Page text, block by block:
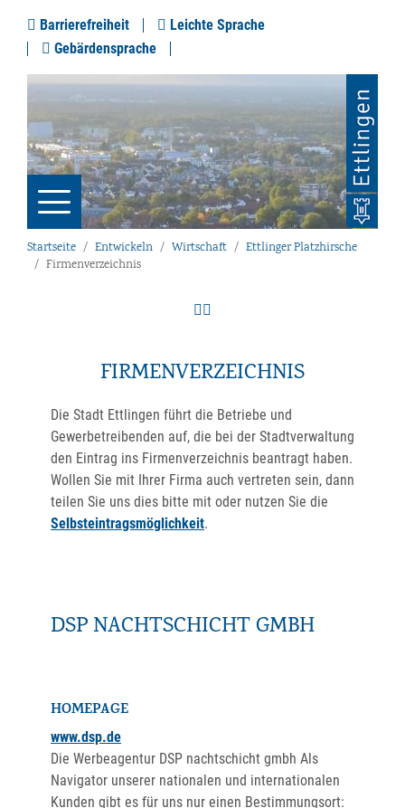
Barrierefreiheit
Leichte Sprache
Gebärdensprache
Startseite Entwickeln Wirtschaft
Ettlinger Platzhirsche
Firmenverzeichnis
FIRMENVERZEICHNIS
Die Stadt Ettlingen führt die Betriebe und
Gewerbetreibenden auf, die bei der Stadtverwaltung
den Eintrag ins Firmenverzeichnis beantragt haben.
Wollen Sie mit Ihrer Firma auch vertreten sein, dann
teilen Sie uns dies bitte mit oder nutzen Sie die
Selbsteintragsmöglichkeit.
DSP NACHTSCHICHT GMBH
HOMEPAGE
www.dsp.de
Die Werbeagentur DSP nachtschicht gmbh Als
Navigator unserer nationalen und internationalen
Kunden gibt es für uns nur einen Bestimmungsort: